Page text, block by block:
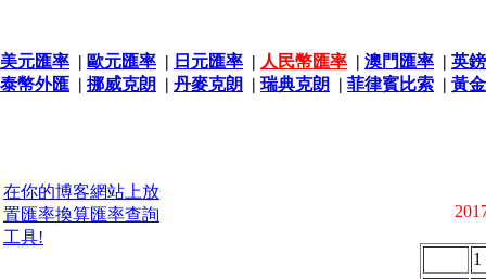
美元匯率 | 歐元匯率 | 日元匯率 | 人民幣匯率 | 澳門匯率 | 英
泰幣外匯 | 挪威克朗 | 丹麥克朗 | 瑞典克朗 | 菲律賓比索 | 黃
在你的博客網站上放
置匯率換算匯率查詢
工具!
1